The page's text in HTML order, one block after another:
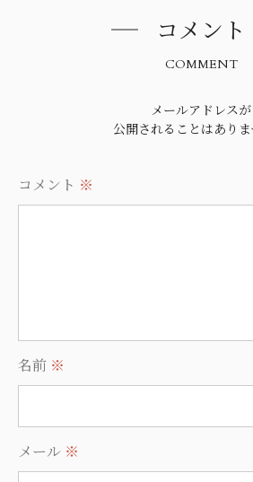
コメント
COMMENT
メールアドレスが
公開されることはありま
コメント ※
名前 ※
メール ※